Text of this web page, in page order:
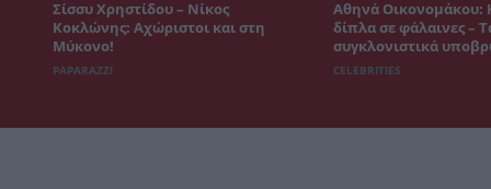
Σίσσυ Χρηστίδου – Νίκος
Κοκλώνης: Αχώριστοι και στη
Μύκονο!
PAPARAZZI
Αθηνά Οικονομάκου:
δίπλα σε φάλαινες –
συγκλονιστικά
CELEBRITIES